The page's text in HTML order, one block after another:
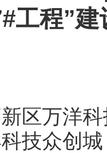
工程”建
万洋科
技众创